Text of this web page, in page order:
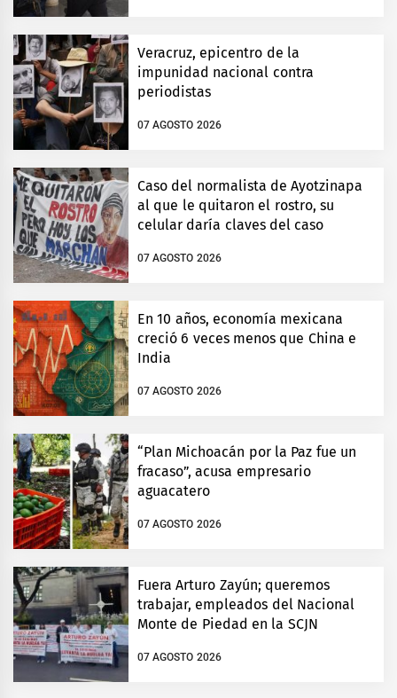
Veracruz, epicentro de la
impunidad nacional contra
periodistas
07 AGOSTO 2026
Caso del normalista de Ayotzinapa
al que le quitaron el rostro, su
celular daría claves del caso
07 AGOSTO 2026
En 10 años, economía mexicana
creció 6 veces menos que China e
India
07 AGOSTO 2026
“Plan Michoacán por la Paz fue un
fracaso”, acusa empresario
aguacatero
07 AGOSTO 2026
Fuera Arturo Zayún; queremos
trabajar, empleados del Nacional
Monte de Piedad en la SCJN
07 AGOSTO 2026